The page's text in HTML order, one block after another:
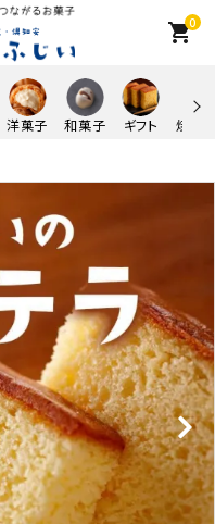
0
shopping_cart
洋菓子 和菓子 ギフト 焼き